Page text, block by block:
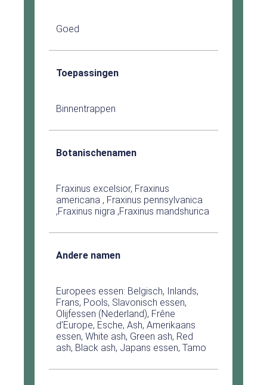
Goed
Toepassingen
Binnentrappen
Botanischenamen
Fraxinus excelsior, Fraxinus
americana , Fraxinus pennsylvanica
,Fraxinus nigra ,Fraxinus mandshurica
Andere namen
Europees essen: Belgisch, Inlands,
Frans, Pools, Slavonisch essen,
Olijfessen (Nederland), Frêne
d’Europe, Esche, Ash, Amerikaans
essen, White ash, Green ash, Red
ash, Black ash, Japans essen, Tamo